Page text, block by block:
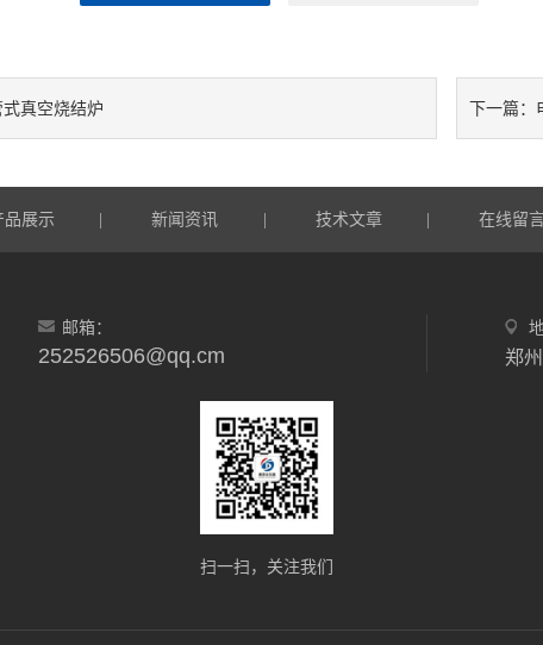
式真空烧结炉 下一篇：
品展示 新闻资讯 技术文章 在线留
邮箱：
252526506@qq.cm 郑
扫一扫，关注我们